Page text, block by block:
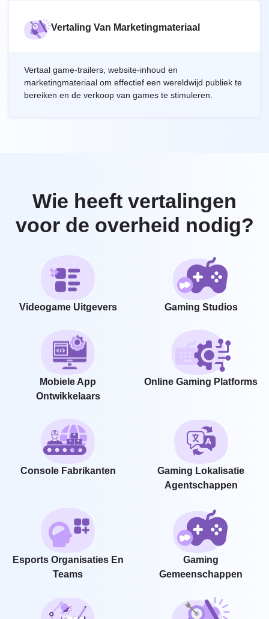
Vertaling Van Marketingmateriaal
Vertaal game-trailers, website-inhoud en
marketingmateriaal om effectief een wereldwijd publiek te
bereiken en de verkoop van games te stimuleren.
Wie heeft vertalingen
voor de overheid nodig?
Videogame Uitgevers Gaming Studios
Mobiele App
Ontwikkelaars
Online Gaming Platforms
Console Fabrikanten
Gaming Lokalisatie
Agentschappen
Esports Organisaties En
Teams
Gaming
Gemeenschappen